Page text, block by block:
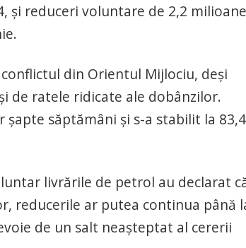
și reduceri voluntare de 2,2 milioane
din Orientul Mijlociu, deși
de ratele ridicate ale dobânzilor.
săptămâni și s-a stabilit la
livrările de petrol au declarat
reducerile ar putea continua până
de un salt neașteptat al cererii